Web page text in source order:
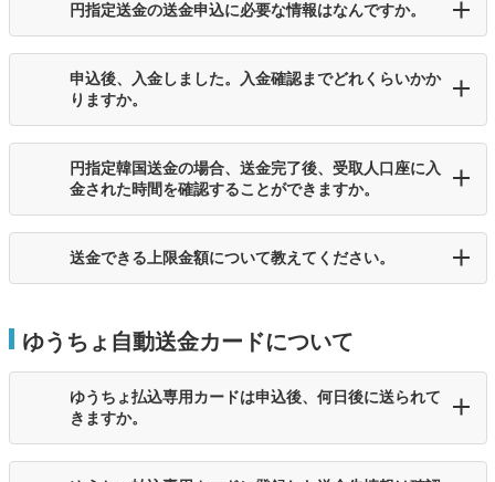
円指定送金の送金申込に必要な情報はなんですか。
申込後、入金しました。入金確認までどれくらいかか
りますか。
円指定韓国送金の場合、送金完了後、受取人口座に入
金された時間を確認することができますか。
送金できる上限金額について教えてください。
ゆうちょ自動送金カードについて
ゆうちょ払込専用カードは申込後、何日後に送られて
きますか。